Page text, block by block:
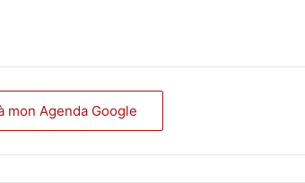
mon Agenda Google